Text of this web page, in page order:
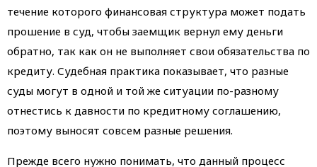
течение которого финансовая структура может подать
прошение в суд, чтобы заемщик вернул ему деньги
обратно, так как он не выполняет свои обязательства по
кредиту. Судебная практика показывает, что разные
суды могут в одной и той же ситуации по-разному
отнестись к давности по кредитному соглашению,
поэтому выносят совсем разные решения.
Прежде всего нужно понимать, что данный процесс